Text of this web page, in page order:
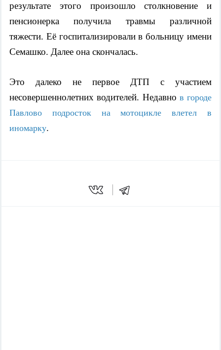
результате этого произошло столкновение и
пенсионерка получила травмы различной
тяжести. Её госпитализировали в больницу имени
Семашко. Далее она скончалась.
Это далеко не первое ДТП с участием
несовершеннолетних водителей. Недавно в городе
Павлово подросток на мотоцикле влетел в
иномарку.